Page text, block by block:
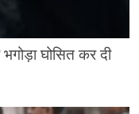
घोसित कर दी